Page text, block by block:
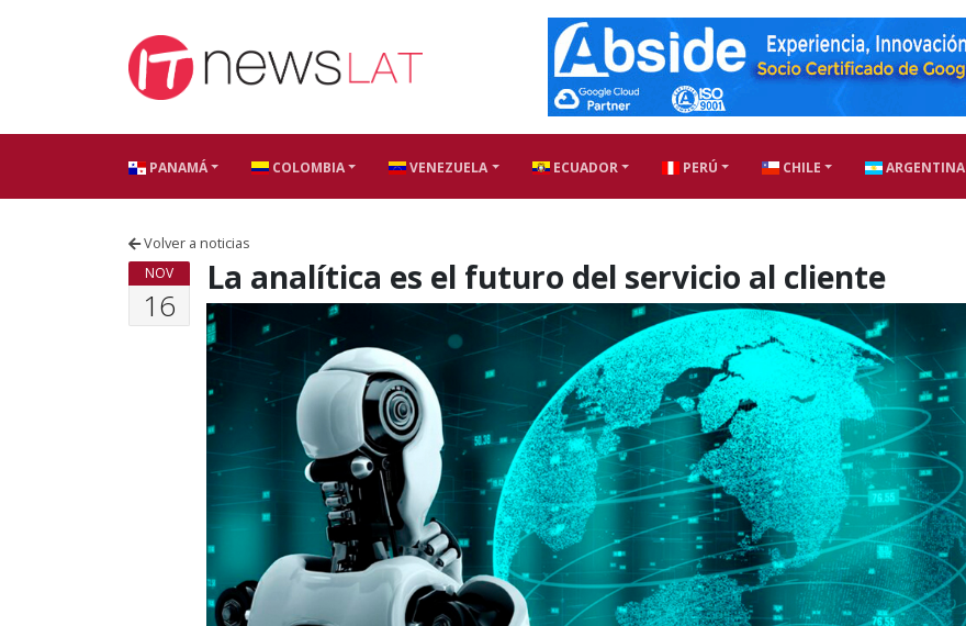
PANAMÁ COLOMBIA VENEZUELA ECUADOR PERÚ CHILE ARGENTINA
Volver a noticias
NOV
16
La analítica es el futuro del servicio al cliente